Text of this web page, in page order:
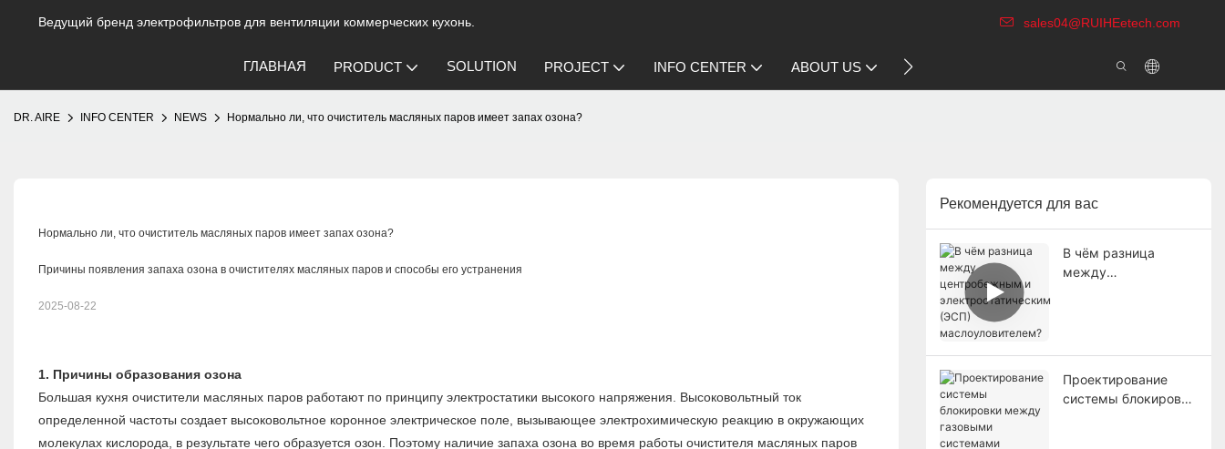
Ведущий бренд электрофильтров для вентиляции коммерческих кухонь. sales04@RUIHEetech.com
ГЛАВНАЯ PRODUCT SOLUTION PROJECT INFO CENTER ABOUT US VIDEO
DR. AIRE INFO CENTER NEWS Нормально ли, что очиститель масляных паров имеет запах озона?
Нормально ли, что очиститель масляных паров имеет запах озона?
Причины появления запаха озона в очистителях масляных паров и способы его устранения
2025-08-22
1. Причины образования озона
Большая кухня очистители масляных паров работают по принципу электростатики высокого напряжения. Высоковольтный ток
определенной частоты создает высоковольтное коронное электрическое поле, вызывающее электрохимическую реакцию в окружающих
молекулах кислорода, в результате чего образуется озон. Поэтому наличие запаха озона во время работы очистителя масляных паров
Рекомендуется для вас
В чём разница
между
Проектирование
системы блокировки